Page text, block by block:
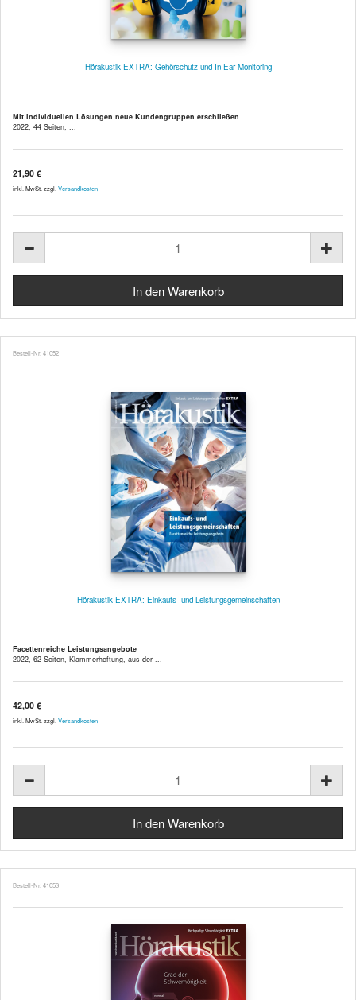
Hörakustik EXTRA: Gehörschutz und In-Ear-Monitoring
Mit individuellen Lösungen neue Kundengruppen erschließen
2022, 44 Seiten, ...
21,90 €
inkl. MwSt. zzgl. Versandkosten
Bestell-Nr. 41052
Hörakustik EXTRA: Einkaufs- und Leistungsgemeinschaften
Facettenreiche Leistungsangebote
2022, 62 Seiten, Klammerheftung, aus der ...
42,00 €
inkl. MwSt. zzgl. Versandkosten
Bestell-Nr. 41053